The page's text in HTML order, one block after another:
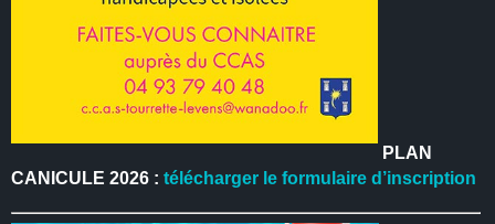
PLAN
CANICULE 2026 :télécharger le formulaire d’inscription